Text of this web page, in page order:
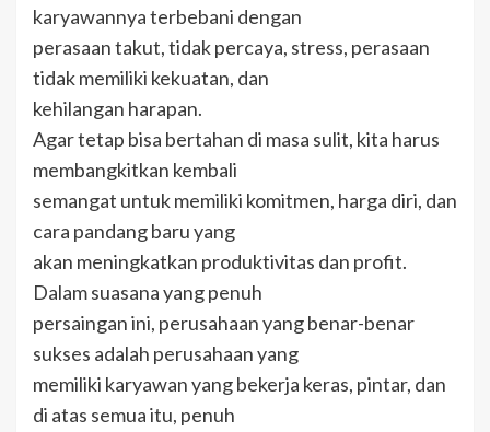
karyawannya terbebani dengan
perasaan takut, tidak percaya, stress, perasaan
tidak memiliki kekuatan, dan
kehilangan harapan.
Agar tetap bisa bertahan di masa sulit, kita harus
membangkitkan kembali
semangat untuk memiliki komitmen, harga diri, dan
cara pandang baru yang
akan meningkatkan produktivitas dan profit.
Dalam suasana yang penuh
persaingan ini, perusahaan yang benar-benar
sukses adalah perusahaan yang
memiliki karyawan yang bekerja keras, pintar, dan
di atas semua itu, penuh